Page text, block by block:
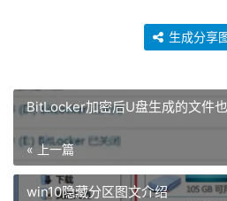
生成分享
BitLocker加密后U盘生成的文件
« 上一篇
win10隐藏分区图文介绍